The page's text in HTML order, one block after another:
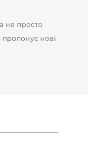
не просто
пропонує нові